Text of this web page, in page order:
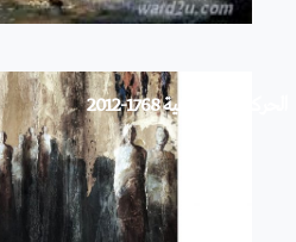
الحركات الاجتماعية 1768-2012